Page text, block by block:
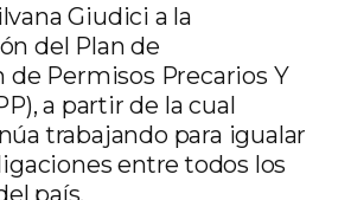
Giudici a la
del Plan de
de Permisos Precarios Y
a partir de la cual
trabajando para igualar
entre todos los
país.